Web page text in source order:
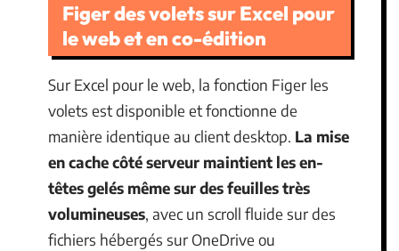
Figer des volets sur Excel pour
le web et en co-édition
Sur Excel pour le web, la fonction Figer les
volets est disponible et fonctionne de
manière identique au client desktop. La mise
en cache côté serveur maintient les en-
têtes gelés même sur des feuilles très
volumineuses, avec un scroll fluide sur des
fichiers hébergés sur OneDrive ou